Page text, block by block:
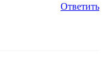
Ответить